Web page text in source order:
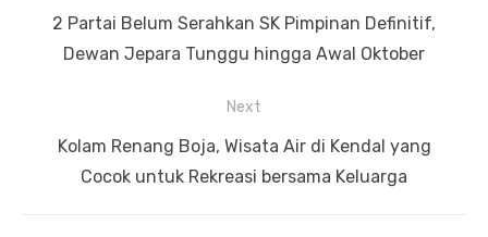
pos
Previous
post:
2 Partai Belum Serahkan SK Pimpinan Definitif,
Dewan Jepara Tunggu hingga Awal Oktober
Next
NextKolam Renang Boja, Wisata Air di Kendal yang
Cocok untuk Rekreasi bersama Keluarga